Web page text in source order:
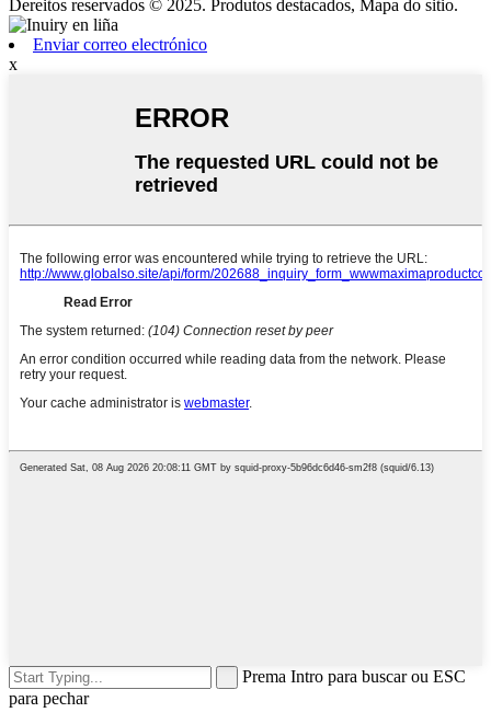
Dereitos reservados © 2025. Produtos destacados, Mapa do sitio.
Enviar correo electrónico
x
Prema Intro para buscar ou ESC
para pechar